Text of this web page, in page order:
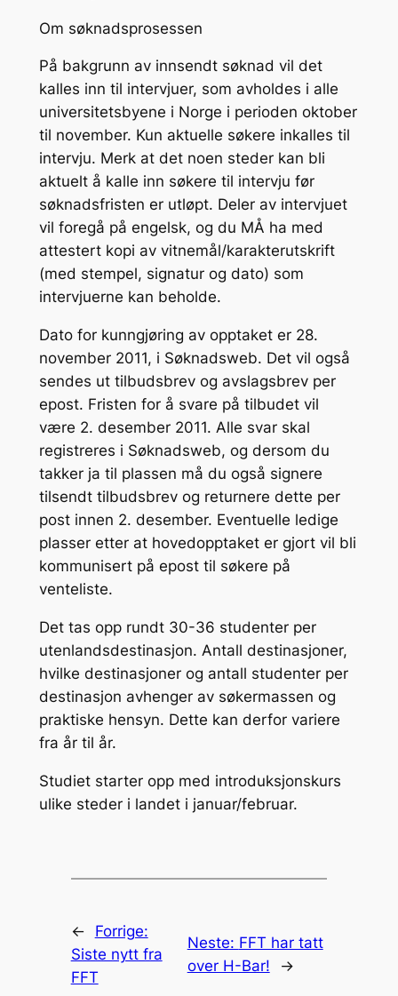
Om søknadsprosessen
På bakgrunn av innsendt søknad vil det
kalles inn til intervjuer, som avholdes i alle
universitetsbyene i Norge i perioden oktober
til november. Kun aktuelle søkere inkalles til
intervju. Merk at det noen steder kan bli
aktuelt å kalle inn søkere til intervju før
søknadsfristen er utløpt. Deler av intervjuet
vil foregå på engelsk, og du MÅ ha med
attestert kopi av vitnemål/karakterutskrift
(med stempel, signatur og dato) som
intervjuerne kan beholde.
Dato for kunngjøring av opptaket er 28.
november 2011, i Søknadsweb. Det vil også
sendes ut tilbudsbrev og avslagsbrev per
epost. Fristen for å svare på tilbudet vil
være 2. desember 2011. Alle svar skal
registreres i Søknadsweb, og dersom du
takker ja til plassen må du også signere
tilsendt tilbudsbrev og returnere dette per
post innen 2. desember. Eventuelle ledige
plasser etter at hovedopptaket er gjort vil bli
kommunisert på epost til søkere på
venteliste.
Det tas opp rundt 30-36 studenter per
utenlandsdestinasjon. Antall destinasjoner,
hvilke destinasjoner og antall studenter per
destinasjon avhenger av søkermassen og
praktiske hensyn. Dette kan derfor variere
fra år til år.
Studiet starter opp med introduksjonskurs
ulike steder i landet i januar/februar.
←
Forrige:
Siste nytt fra
FFT
Neste: FFT har tatt
over H-Bar!
→